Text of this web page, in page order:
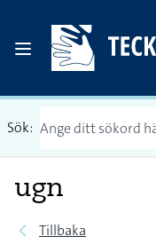
Sök:
ugn
Tillbaka